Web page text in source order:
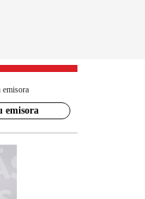
emisora
emisora